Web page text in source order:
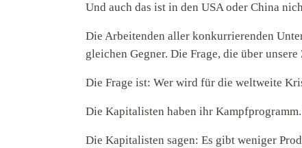
Und auch das ist in den USA oder China
Die Arbeitenden aller konkurrierenden
gleichen Gegner. Die Frage, die über
Die Frage ist: Wer wird für die weltweite
Die Kapitalisten haben ihr
Die Kapitalisten sagen: Es gibt weniger